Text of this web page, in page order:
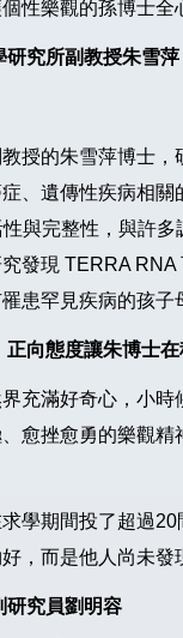
性樂觀的孫博士
研究所副教授朱雪萍
授的朱雪萍博士
、遺傳性疾病相
與完整性，與許
發現 TERRA
患罕見疾病的孩
向態度讓朱博士
充滿好奇心，小
愈挫愈勇的樂觀
學期間投了超過
，而是他人尚未發
研究員劉明容